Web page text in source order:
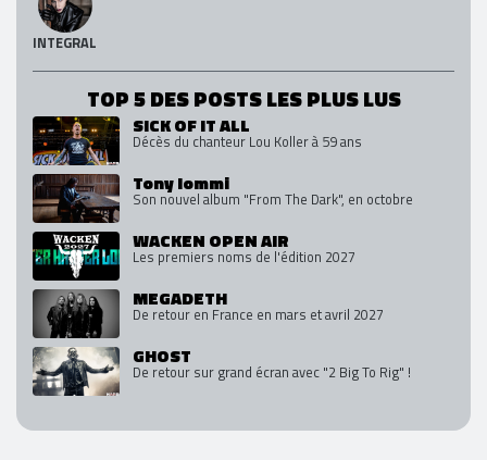
INTEGRAL
TOP 5 DES POSTS LES PLUS LUS
SICK OF IT ALL
Décès du chanteur Lou Koller à 59 ans
Tony Iommi
Son nouvel album "From The Dark", en octobre
WACKEN OPEN AIR
Les premiers noms de l'édition 2027
MEGADETH
De retour en France en mars et avril 2027
GHOST
De retour sur grand écran avec "2 Big To Rig" !